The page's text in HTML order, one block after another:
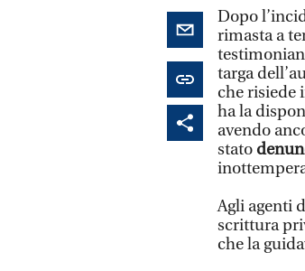
Dopo
rimasta a
targa
che risiede
ha la
avendo
stato
Agli agenti
scrittura
che la